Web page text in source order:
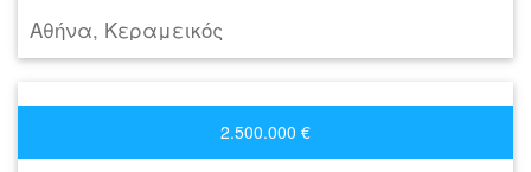
Αθήνα, Κεραμεικός
2.500.000 €